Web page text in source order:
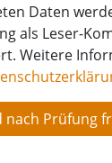
Daten
als Leser-
Weitere